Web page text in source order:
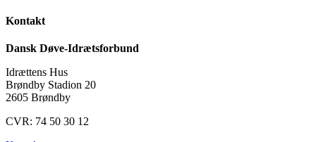
Kontakt
Dansk Døve-Idrætsforbund
Idrættens Hus
Brøndby Stadion 20
2605 Brøndby
CVR: 74 50 30 12